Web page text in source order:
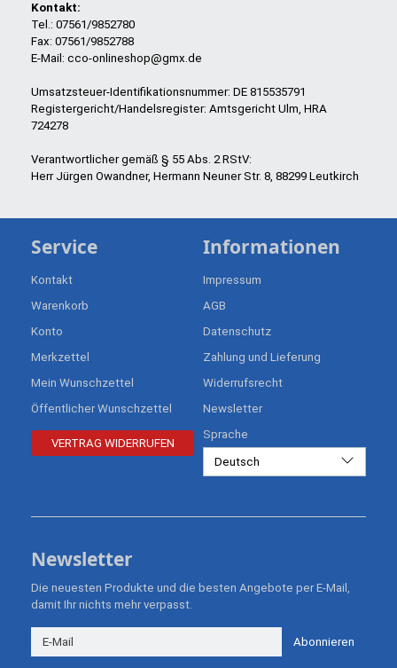
Kontakt:
Tel.: 07561/9852780
Fax: 07561/9852788
E-Mail: cco-onlineshop@gmx.de
Umsatzsteuer-Identifikationsnummer: DE 815535791
Registergericht/Handelsregister: Amtsgericht Ulm, HRA
724278
Verantwortlicher gemäß § 55 Abs. 2 RStV:
Herr Jürgen Owandner, Hermann Neuner Str. 8, 88299 Leutkirch
Service
Kontakt
Warenkorb
Konto
Merkzettel
Mein Wunschzettel
Öffentlicher Wunschzettel
VERTRAG WIDERRUFEN
Informationen
Impressum
AGB
Datenschutz
Zahlung und Lieferung
Widerrufsrecht
Newsletter
Sprache
Deutsch
Newsletter
Die neuesten Produkte und die besten Angebote per E-Mail,
damit Ihr nichts mehr verpasst.
Newsletter
Abonnieren